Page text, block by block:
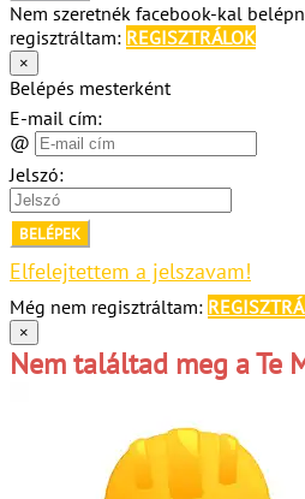
Nem szeretnék facebook-kal
regisztráltam: REGISZTRÁLOK
×
Belépés mesterként
E-mail cím:
@
Jelszó:
BELÉPEK
Elfelejtettem a jelszavam!
Még nem regisztráltam:
×
Nem találtad meg a Te